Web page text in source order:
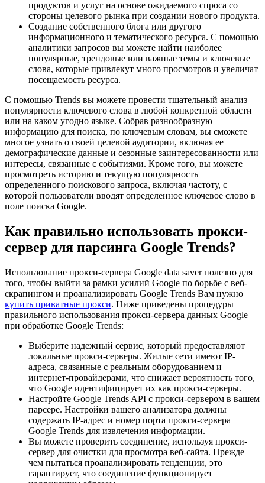
продуктов и услуг на основе ожидаемого спроса со
стороны целевого рынка при создании нового продукта.
Создание собственного блога или другого
информационного и тематического ресурса. С помощью
аналитики запросов вы можете найти наиболее
популярные, трендовые или важные темы и ключевые
слова, которые привлекут много просмотров и увеличат
посещаемость ресурса.
С помощью Trends вы можете провести тщательный анализ
популярности ключевого слова в любой конкретной области
или на каком угодно языке. Собрав разнообразную
информацию для поиска, по ключевым словам, вы сможете
многое узнать о своей целевой аудитории, включая ее
демографические данные и сезонные заинтересованности или
интересы, связанные с событиями. Кроме того, вы можете
просмотреть историю и текущую популярность
определенного поискового запроса, включая частоту, с
которой пользователи вводят определенное ключевое слово в
поле поиска Google.
Как правильно использовать прокси-
сервер для парсинга Google Trends?
Использование прокси-сервера Google data saver полезно для
того, чтобы выйти за рамки усилий Google по борьбе с веб-
скрапингом и проанализировать Google Trends Вам нужно
купить приватные прокси. Ниже приведены процедуры
правильного использования прокси-сервера данных Google
при обработке Google Trends:
Выберите надежный сервис, который предоставляют
локальные прокси-серверы. Жилые сети имеют IP-
адреса, связанные с реальным оборудованием и
интернет-провайдерами, что снижает вероятность того,
что Google идентифицирует их как прокси-серверы.
Настройте Google Trends API с прокси-сервером в вашем
парсере. Настройки вашего анализатора должны
содержать IP-адрес и номер порта прокси-сервера
Google Trends для извлечения информации.
Вы можете проверить соединение, используя прокси-
сервер для очистки для просмотра веб-сайта. Прежде
чем пытаться проанализировать тенденции, это
гарантирует, что соединение функционирует